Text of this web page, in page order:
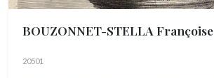
BOUZONNET-STELLA Françoise
20501